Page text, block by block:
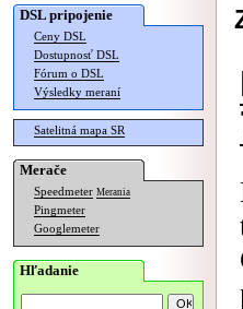
DSL pripojenie
Ceny DSL
Dostupnosť DSL
Fórum o DSL
Výsledky meraní
Satelitná mapa SR
Merače
Speedmeter Merania
Pingmeter
Googlemeter
Hľadanie